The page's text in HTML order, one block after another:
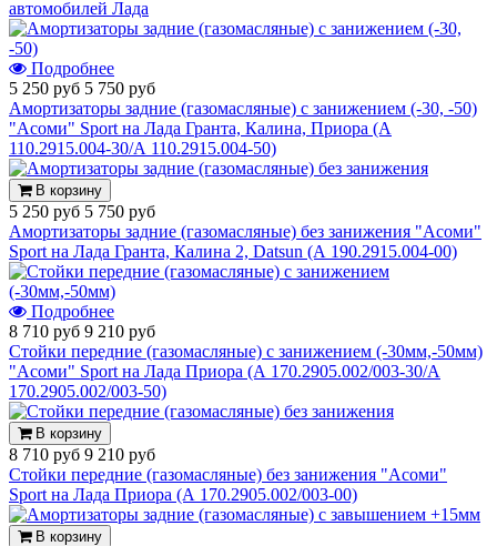
автомобилей Лада
Подробнее
5 250 руб 5 750 руб
Амортизаторы задние (газомасляные) с занижением (-30, -50)
"Асоми" Sport на Лада Гранта, Калина, Приора (А
110.2915.004-30/А 110.2915.004-50)
В корзину
5 250 руб 5 750 руб
Амортизаторы задние (газомасляные) без занижения "Асоми"
Sport на Лада Гранта, Калина 2, Datsun (А 190.2915.004-00)
Подробнее
8 710 руб 9 210 руб
Стойки передние (газомасляные) с занижением (-30мм,-50мм)
"Асоми" Sport на Лада Приора (А 170.2905.002/003-30/А
170.2905.002/003-50)
В корзину
8 710 руб 9 210 руб
Стойки передние (газомасляные) без занижения "Асоми"
Sport на Лада Приора (А 170.2905.002/003-00)
В корзину